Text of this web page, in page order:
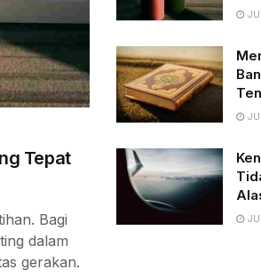
Tepat
Bagi
dalam
gerakan.